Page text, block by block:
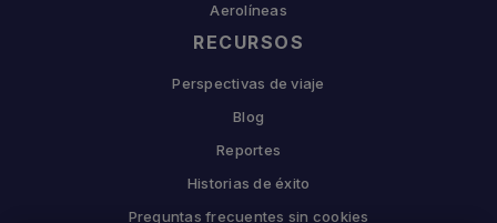
Aerolíneas
RECURSOS
Perspectivas de viaje
Blog
Reportes
Historias de éxito
Preguntas frecuentes sin cookies